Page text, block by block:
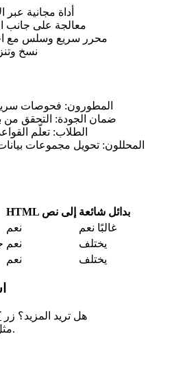
أداة مجانية
معالجة على جانب
محرر سريع وسلس مع
نسخ
المطورون: فحوصات
ضمان الجودة: التحقق من
الطلاب: تعلّم
المحللون: تحويل مجموعات
HTML إلى نص بدائل شائعة
نعم
غالبًا نعم
نعم
يختلف
نعم يختلف
هل تريد المزيد؟ زر
.